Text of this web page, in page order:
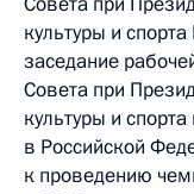
культуры и
заседание
Совета при
культуры и
в Российской
к проведению